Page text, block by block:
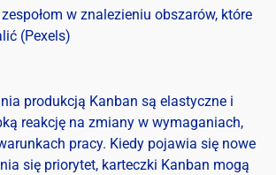
w znalezieniu obszarów, które
(Pexels)
produkcją Kanban są elastyczne i
reakcję na zmiany w wymaganiach,
pracy. Kiedy pojawia się nowe
się priorytet, karteczki Kanban mogą